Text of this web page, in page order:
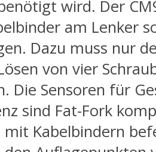
wird. Der
am Lenker
Dazu muss nur
von vier
Die Sensoren für
sind Fat-Fork
Kabelbindern